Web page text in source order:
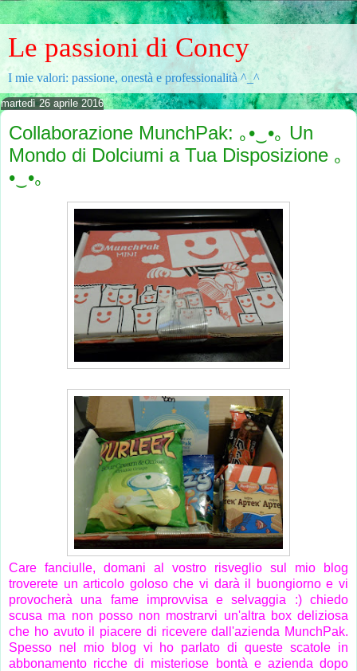
Le passioni di Concy
I mie valori: passione, onestà e professionalità ^_^
martedì 26 aprile 2016
Collaborazione MunchPak: ｡•‿•｡ Un
Mondo di Dolciumi a Tua Disposizione ｡
•‿•｡
Care fanciulle, domani al vostro risveglio sul mio blog
troverete un articolo goloso che vi darà il buongiorno e vi
provocherà una fame improvvisa e selvaggia :) chiedo
scusa ma non posso non mostrarvi un'altra box deliziosa
che ho avuto il piacere di ricevere dall'azienda MunchPak.
Spesso nel mio blog vi ho parlato di queste scatole in
abbonamento ricche di misteriose bontà e azienda dopo